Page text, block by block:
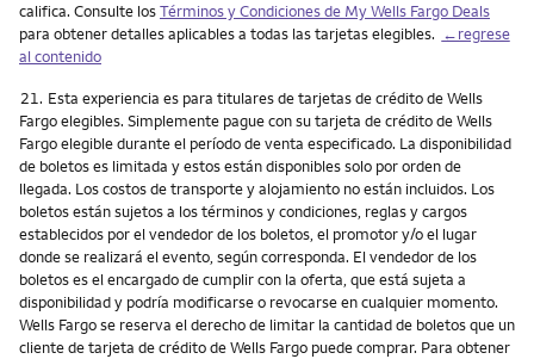
califica. Consulte losTérminos y Condiciones de My Wells Fargo Deals
para obtener detalles aplicables a todas las tarjetas elegibles. ←regrese
al contenido
Nota
21. Esta experiencia es para titulares de tarjetas de crédito de Wells
Fargo elegibles. Simplemente pague con su tarjeta de crédito de Wells
Fargo elegible durante el período de venta especificado. La disponibilidad
de boletos es limitada y estos están disponibles solo por orden de
llegada. Los costos de transporte y alojamiento no están incluidos. Los
boletos están sujetos a los términos y condiciones, reglas y cargos
establecidos por el vendedor de los boletos, el promotor y/o el lugar
donde se realizará el evento, según corresponda. El vendedor de los
boletos es el encargado de cumplir con la oferta, que está sujeta a
disponibilidad y podría modificarse o revocarse en cualquier momento.
Wells Fargo se reserva el derecho de limitar la cantidad de boletos que un
cliente de tarjeta de crédito de Wells Fargo puede comprar. Para obtener